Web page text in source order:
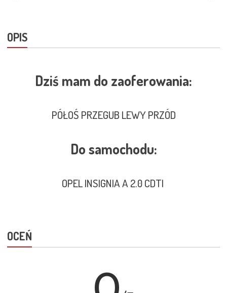
OPIS
Dziś mam do zaoferowania:
PÓŁOŚ PRZEGUB LEWY PRZÓD
Do samochodu:
OPEL INSIGNIA A 2.0 CDTI
OCEŃ